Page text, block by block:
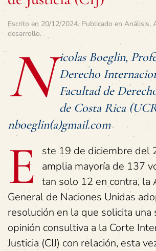
Escrito en 20/12/2024. Publicado en Análisis,
desarrollo.
N icolas Boeglin,
Derecho
Facultad de
de Costa Rica
nboeglin(a)gmail.com
E
ste 19 de diciembre del
amplia mayoría de 137
tan solo 12 en contra, la
General de Naciones Unidas
resolución en la que solicita una
opinión consultiva a la Corte
Justicia (CIJ) con relación, esta